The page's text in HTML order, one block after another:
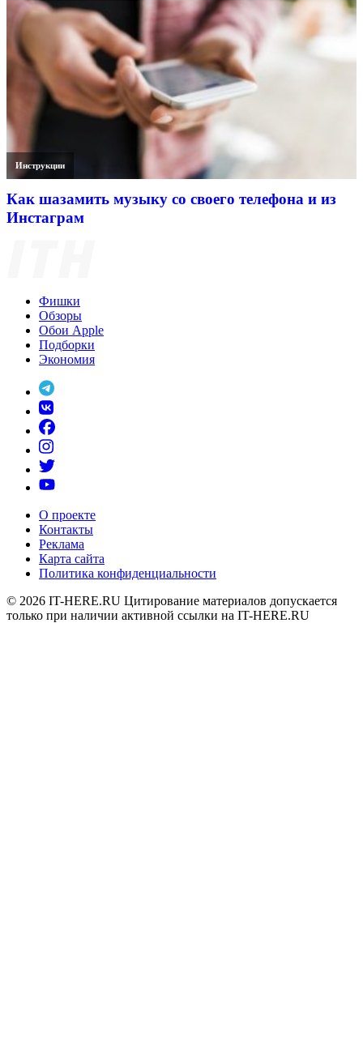
Инструкции
Как шазамить музыку со своего телефона и из
Инстаграм
Фишки
Обзоры
Обои Apple
Подборки
Экономия
О проекте
Контакты
Реклама
Карта сайта
Политика конфиденциальности
© 2026 IT-HERE.RU Цитирование материалов допускается
только при наличии активной ссылки на IT-HERE.RU